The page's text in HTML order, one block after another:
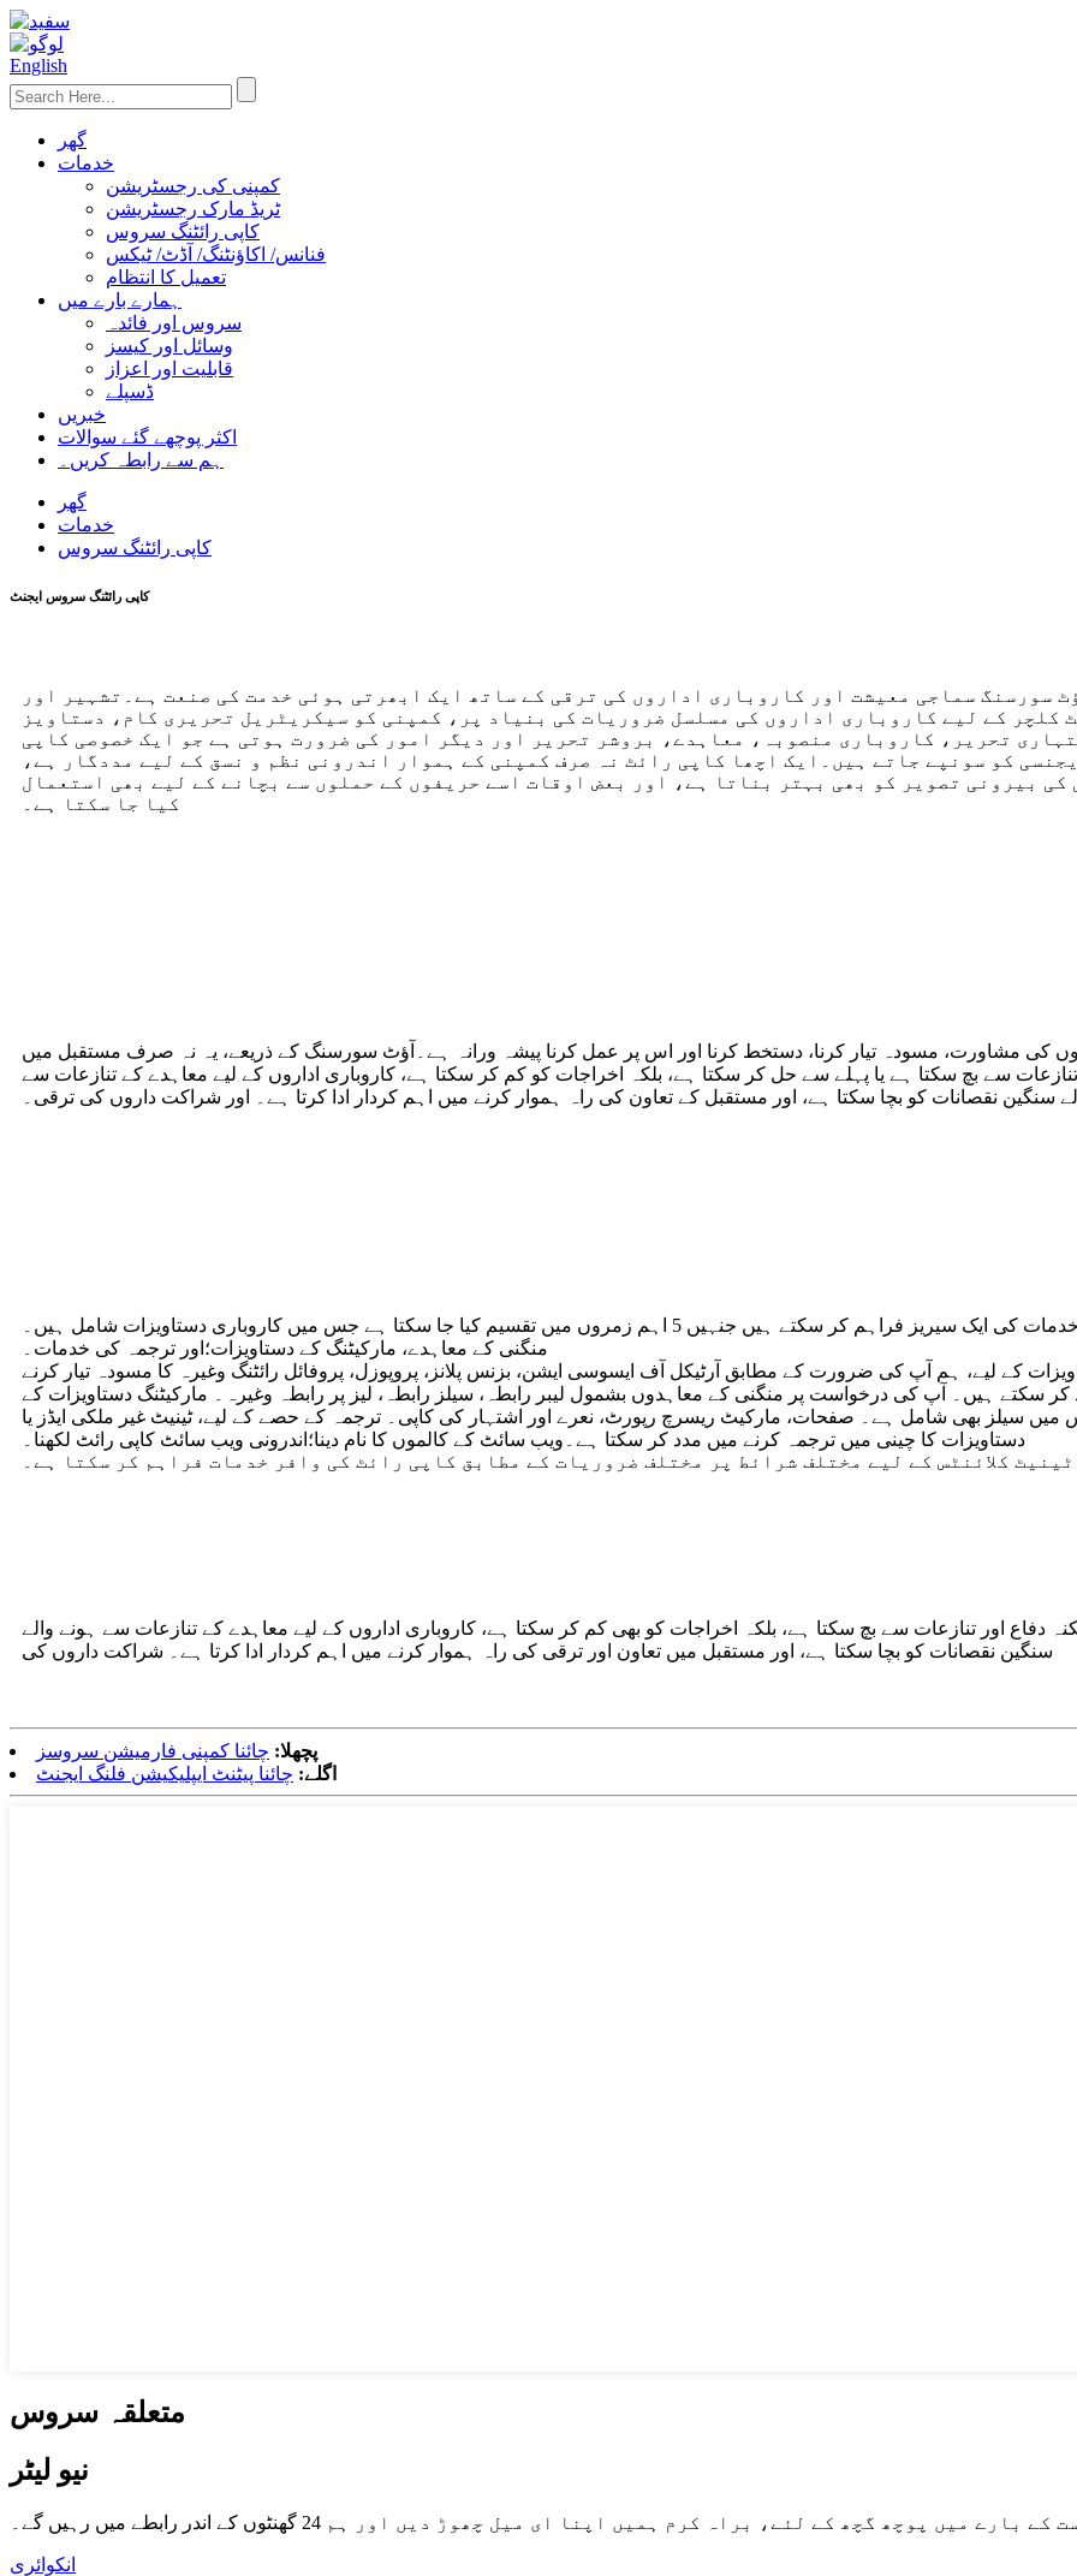
English
گھر
خدمات
کمپنی کی رجسٹریشن
ٹریڈ مارک رجسٹریشن
کاپی رائٹنگ سروس
فنانس/ اکاؤنٹنگ/ آڈٹ/ ٹیکس
تعمیل کا انتظام
ہمارے بارے میں
سروس اور فائدہ
وسائل اور کیسز
قابلیت اور اعزاز
ڈسپلے
خبریں
اکثر پوچھے گئے سوالات
ہم سے رابطہ کریں۔
گھر
خدمات
کاپی رائٹنگ سروس
کاپی رائٹنگ سروس ایجنٹ
سورسنگ سماجی معیشت اور کاروباری اداروں کی ترقی کے ساتھ ایک ابھرتی ہوئی خدمت کی صنعت ہے۔تشہیر اور
کلچر کے لیے کاروباری اداروں کی مسلسل ضروریات کی بنیاد پر، کمپنی کو سیکریٹریل تحریری کام، دستاویز
تحریر، کاروباری منصوبہ، معاہدے، بروشر تحریر اور دیگر امور کی ضرورت ہوتی ہے جو ایک خصوصی کاپی
کو سونپے جاتے ہیں۔ایک اچھا کاپی رائٹ نہ صرف کمپنی کے ہموار اندرونی نظم و نسق کے لیے مددگار ہے،
کی بیرونی تصویر کو بھی بہتر بناتا ہے، اور بعض اوقات اسے حریفوں کے حملوں سے بچانے کے لیے بھی استعمال
کیا جا سکتا ہے۔
کی مشاورت، مسودہ تیار کرنا، دستخط کرنا اور اس پر عمل کرنا پیشہ ورانہ ہے۔آؤٹ سورسنگ کے ذریعے، یہ نہ صرف مستقبل میں
سے بچ سکتا ہے یا پہلے سے حل کر سکتا ہے، بلکہ اخراجات کو کم کر سکتا ہے، کاروباری اداروں کے لیے معاہدے کے تنازعات سے
سنگین نقصانات کو بچا سکتا ہے، اور مستقبل کے تعاون کی راہ ہموار کرنے میں اہم کردار ادا کرتا ہے۔ اور شراکت داروں کی ترقی۔
ہم کاپی رائٹ خدمات کی ایک سیریز فراہم کر سکتے ہیں جنہیں 5 اہم زمروں میں تقسیم کیا جا سکتا ہے جس میں کاروباری دستاویزات شامل ہیں۔
منگنی کے معاہدے، مارکیٹنگ کے دستاویزات؛اور ترجمہ کی خدمات۔
کے لیے، ہم آپ کی ضرورت کے مطابق آرٹیکل آف ایسوسی ایشن، بزنس پلانز، پروپوزل، پروفائل رائٹنگ وغیرہ کا مسودہ تیار کرنے
سکتے ہیں۔ آپ کی درخواست پر منگنی کے معاہدوں بشمول لیبر رابطہ، سیلز رابطہ، لیز پر رابطہ وغیرہ۔ مارکیٹنگ دستاویزات کے
میں سیلز بھی شامل ہے۔ صفحات، مارکیٹ ریسرچ رپورٹ، نعرے اور اشتہار کی کاپی۔ ترجمہ کے حصے کے لیے، ٹینیٹ غیر ملکی ایڈز یا
دستاویزات کا چینی میں ترجمہ کرنے میں مدد کر سکتا ہے۔ویب سائٹ کے کالموں کا نام دینا؛اندرونی ویب سائٹ کاپی رائٹ لکھنا۔
کلائنٹس کے لیے مختلف شرائط پر مختلف ضروریات کے مطابق کاپی رائٹ کی وافر خدمات فراہم کر سکتا ہے۔
اور تنازعات سے بچ سکتا ہے، بلکہ اخراجات کو بھی کم کر سکتا ہے، کاروباری اداروں کے لیے معاہدے کے تنازعات سے ہونے والے
سنگین نقصانات کو بچا سکتا ہے، اور مستقبل میں تعاون اور ترقی کی راہ ہموار کرنے میں اہم کردار ادا کرتا ہے۔ شراکت داروں کی
پچھلا: چائنا کمپنی فارمیشن سروسز
اگلے: چائنا پیٹنٹ ایپلیکیشن فلنگ ایجنٹ
متعلقہ سروس
نیو لیٹر
پوچھ گچھ کے لئے، براہ کرم ہمیں اپنا ای میل چھوڑ دیں اور ہم 24 گھنٹوں کے اندر رابطے میں رہیں گے۔
انکوائری